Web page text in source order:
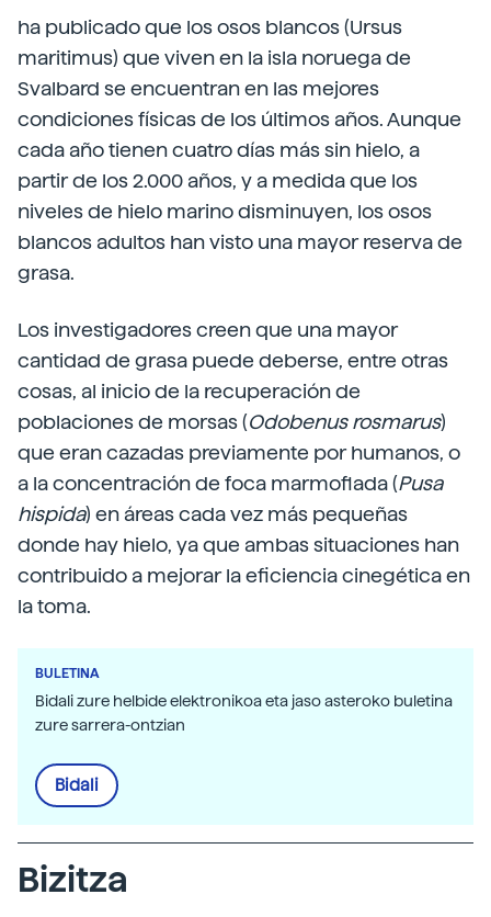
ha publicado que los osos blancos (Ursus
maritimus) que viven en la isla noruega de
Svalbard se encuentran en las mejores
condiciones físicas de los últimos años. Aunque
cada año tienen cuatro días más sin hielo, a
partir de los 2.000 años, y a medida que los
niveles de hielo marino disminuyen, los osos
blancos adultos han visto una mayor reserva de
grasa.
Los investigadores creen que una mayor
cantidad de grasa puede deberse, entre otras
cosas, al inicio de la recuperación de
poblaciones de morsas (Odobenus rosmarus)
que eran cazadas previamente por humanos, o
a la concentración de foca marmoflada (Pusa
hispida) en áreas cada vez más pequeñas
donde hay hielo, ya que ambas situaciones han
contribuido a mejorar la eficiencia cinegética en
la toma.
BULETINA
Bidali zure helbide elektronikoa eta jaso asteroko buletina
zure sarrera-ontzian
Bidali
Bizitza